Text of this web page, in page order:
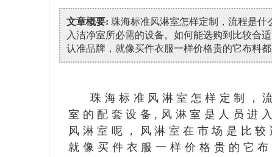
文章概要: 珠海标准风淋室怎样定制，流程是
入洁净室所必需的设备。如何能选购到比较合
认准品牌，就像买件衣服一样价格贵的它布料
珠海标准风淋室怎样定制，
室的配套设备,风淋室是人员进
风淋室呢，风淋室在市场是比
就像买件衣服一样价格贵的它